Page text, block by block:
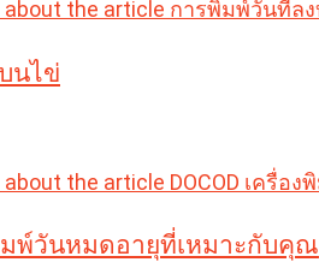
นไข่
พิมพ์วันหมดอายุที่เหมาะกับคุณ